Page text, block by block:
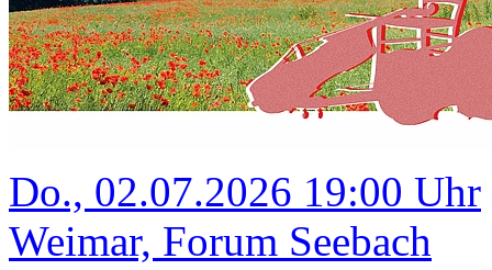
Do., 02.07.2026 19:00 Uhr
Weimar, Forum Seebach